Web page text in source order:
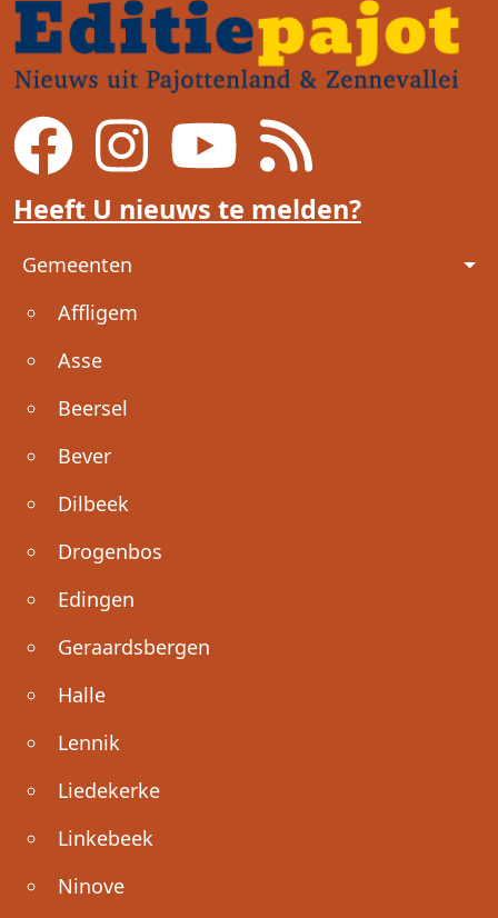
Heeft U nieuws te melden?
Voet
Gemeenten
Affligem
Asse
Beersel
Bever
Dilbeek
Drogenbos
Edingen
Geraardsbergen
Halle
Lennik
Liedekerke
Linkebeek
Ninove